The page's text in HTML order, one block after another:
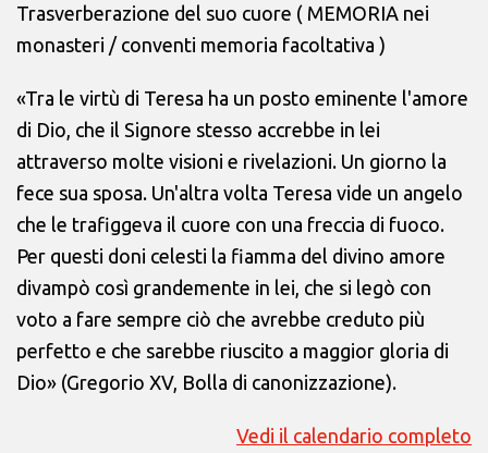
Trasverberazione del suo cuore ( MEMORIA nei
monasteri / conventi memoria facoltativa )
«Tra le virtù di Teresa ha un posto eminente l'amore
di Dio, che il Signore stesso accrebbe in lei
attraverso molte visioni e rivelazioni. Un giorno la
fece sua sposa. Un'altra volta Teresa vide un angelo
che le trafiggeva il cuore con una freccia di fuoco.
Per questi doni celesti la fiamma del divino amore
divampò così grandemente in lei, che si legò con
voto a fare sempre ciò che avrebbe creduto più
perfetto e che sarebbe riuscito a maggior gloria di
Dio» (Gregorio XV, Bolla di canonizzazione).
Vedi il calendario completo